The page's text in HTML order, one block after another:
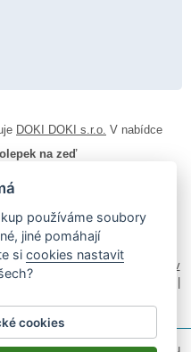
DOKI DOKI s.r.o. V nabídce
na zeď
na zeď
|Cookies |Reklamační řád
na lednici fotokalendáře
na lodówkę|samolepky dieťa v
pro ženy
povinen vystavit kupujícímu
používáme soubory
jiné pomáhají
sicookies nastavit
cookies